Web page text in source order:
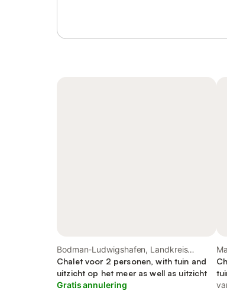
Bodman-Ludwigshafen, Landkreis
Konstanz
Chalet voor 2 personen, with tuin and
uitzicht op het meer as well as uitzicht
Gratis annulering